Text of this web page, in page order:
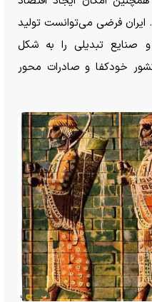
ایران فرضی می‌توانست تولید
صنایع تبدیلی را به شکل
خودکفا و صادرات محور